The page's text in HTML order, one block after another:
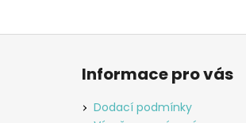
Z
Informace pro vás
Dodací podmínky